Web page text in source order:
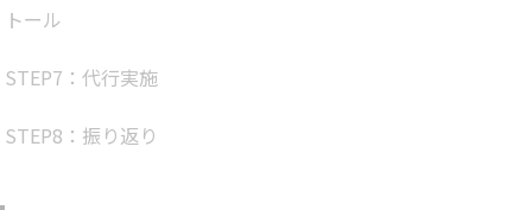
トール
STEP7：代行実施
STEP8：振り返り